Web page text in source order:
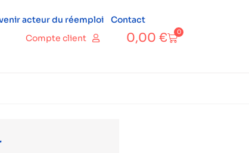
acteur du réemploi
Contact
Compte client 0,00 € 0